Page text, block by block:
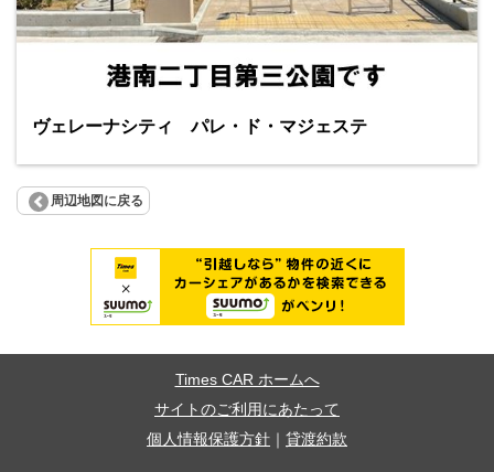
ヴェレーナシティ パレ・ド・マジェステ
周辺地図に戻る
Times CAR ホームへ
サイトのご利用にあたって
個人情報保護方針
貸渡約款